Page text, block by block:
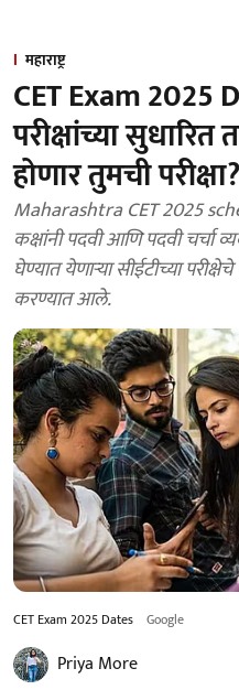
महाराष्ट्र
CET Exam 2025
परीक्षांच्या
होणार तुमची
Maharashtra CET 2025
कक्षांनी पदवी आणि पदवी चर्चा
घेण्यात येणाऱ्या सीईटीच्या
करण्यात आले.
CET Exam 2025 Dates Google
Priya More